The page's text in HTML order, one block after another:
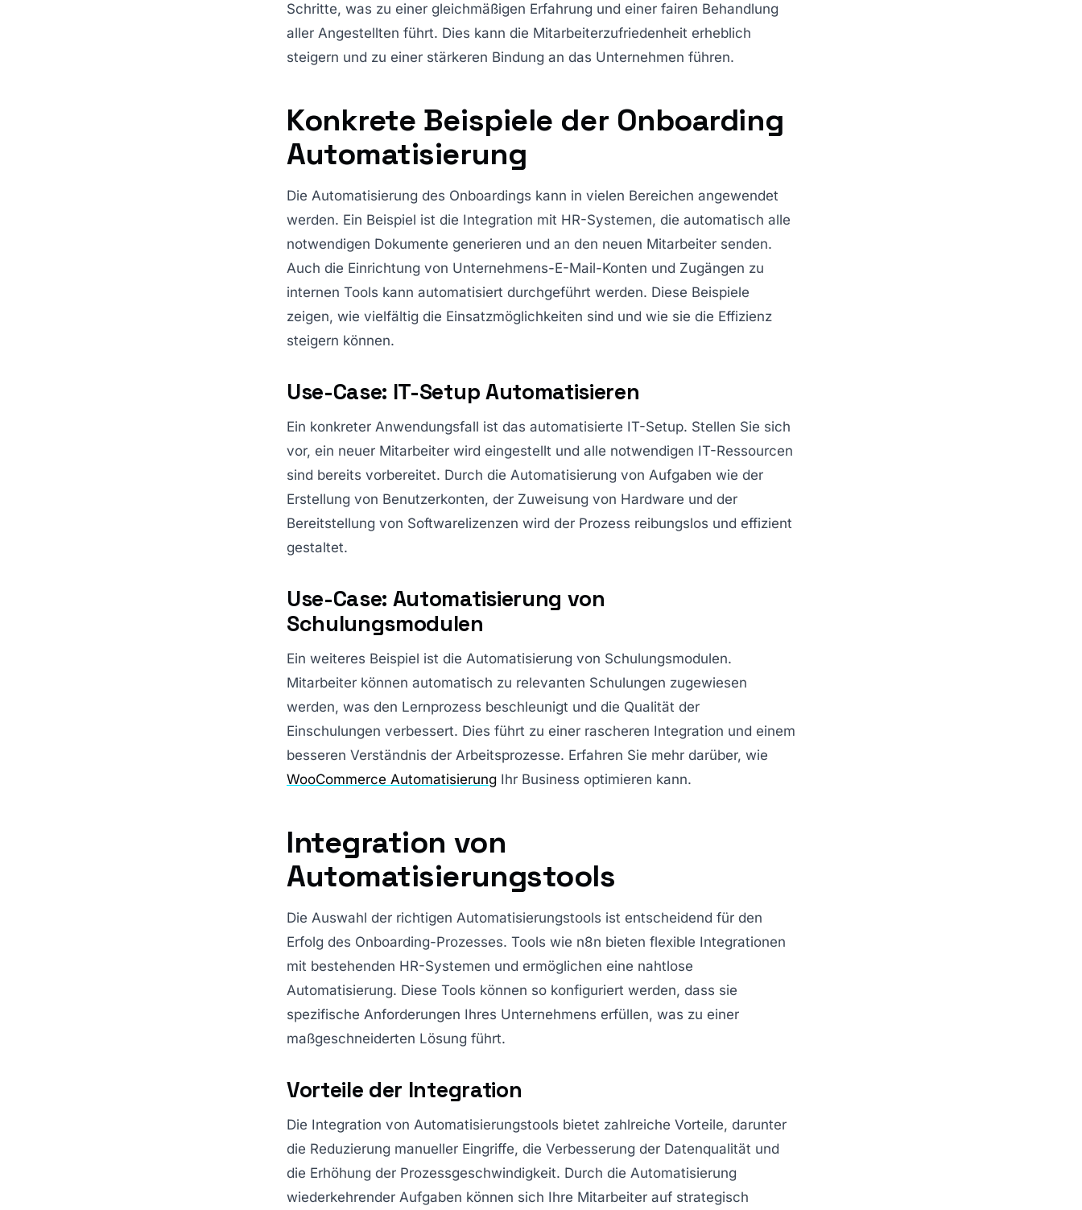
Schritte, was zu einer gleichmäßigen Erfahrung und einer fairen Behandlung
aller Angestellten führt. Dies kann die Mitarbeiterzufriedenheit erheblich
steigern und zu einer stärkeren Bindung an das Unternehmen führen.
Konkrete Beispiele der Onboarding
Automatisierung
Die Automatisierung des Onboardings kann in vielen Bereichen angewendet
werden. Ein Beispiel ist die Integration mit HR-Systemen, die automatisch alle
notwendigen Dokumente generieren und an den neuen Mitarbeiter senden.
Auch die Einrichtung von Unternehmens-E-Mail-Konten und Zugängen zu
internen Tools kann automatisiert durchgeführt werden. Diese Beispiele
zeigen, wie vielfältig die Einsatzmöglichkeiten sind und wie sie die Effizienz
steigern können.
Use-Case: IT-Setup Automatisieren
Ein konkreter Anwendungsfall ist das automatisierte IT-Setup. Stellen Sie sich
vor, ein neuer Mitarbeiter wird eingestellt und alle notwendigen IT-Ressourcen
sind bereits vorbereitet. Durch die Automatisierung von Aufgaben wie der
Erstellung von Benutzerkonten, der Zuweisung von Hardware und der
Bereitstellung von Softwarelizenzen wird der Prozess reibungslos und effizient
gestaltet.
Use-Case: Automatisierung von
Schulungsmodulen
Ein weiteres Beispiel ist die Automatisierung von Schulungsmodulen.
Mitarbeiter können automatisch zu relevanten Schulungen zugewiesen
werden, was den Lernprozess beschleunigt und die Qualität der
Einschulungen verbessert. Dies führt zu einer rascheren Integration und einem
besseren Verständnis der Arbeitsprozesse. Erfahren Sie mehr darüber, wie
WooCommerce Automatisierung Ihr Business optimieren kann.
Integration von
Automatisierungstools
Die Auswahl der richtigen Automatisierungstools ist entscheidend für den
Erfolg des Onboarding-Prozesses. Tools wie n8n bieten flexible Integrationen
mit bestehenden HR-Systemen und ermöglichen eine nahtlose
Automatisierung. Diese Tools können so konfiguriert werden, dass sie
spezifische Anforderungen Ihres Unternehmens erfüllen, was zu einer
maßgeschneiderten Lösung führt.
Vorteile der Integration
Die Integration von Automatisierungstools bietet zahlreiche Vorteile, darunter
die Reduzierung manueller Eingriffe, die Verbesserung der Datenqualität und
die Erhöhung der Prozessgeschwindigkeit. Durch die Automatisierung
wiederkehrender Aufgaben können sich Ihre Mitarbeiter auf strategisch